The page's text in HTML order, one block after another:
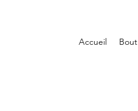
Accueil